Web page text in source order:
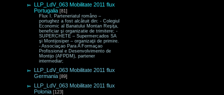
LLP_LdV_063 Mobilitate 2011 flux
Portugalia [81]
Flux I. Parteneriatul româno –
portughez a fost alcătuit din: - Colegiul
Economic al Banatului Montan Reşiţa,
beneficiar şi organizatie de trimitere; -
SUPERCHETE – Supermercados SA
şi Montijosiper – organizaţii de primire.
- Associaçao Para A Formaçao
Profissional e Desenvolvimento de
Montijo (AFPDM), partener
intermediar;
LLP_LdV_063 Mobilitate 2011 flux
Germania [89]
LLP_LdV_063 Mobilitate 2011 flux
Polonia [123]